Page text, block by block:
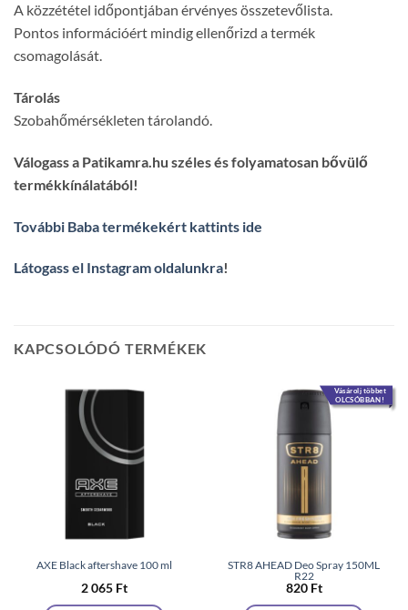
A közzététel időpontjában érvényes összetevőlista.
Pontos információért mindig ellenőrizd a termék
csomagolását.
Tárolás
Szobahőmérsékleten tárolandó.
Válogass a Patikamra.hu széles és folyamatosan bővülő
termékkínálatából!
További Baba termékekért kattints ide
Látogass el Instagram oldalunkra!
KAPCSOLÓDÓ TERMÉKEK
AXE Black aftershave 100 ml
2 065 Ft
Vásárolj többet
OLCSÓBBAN!
STR8 AHEAD Deo Spray 150ML
R22
820 Ft